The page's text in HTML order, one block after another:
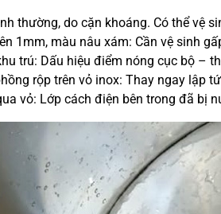
thường, do cặn khoáng. Có thể vệ
1mm, màu nâu xám: Cần vệ sinh
trú: Dấu hiệu điểm nóng cục bộ –
rộp trên vỏ inox: Thay ngay lập
vỏ: Lớp cách điện bên trong đã bị